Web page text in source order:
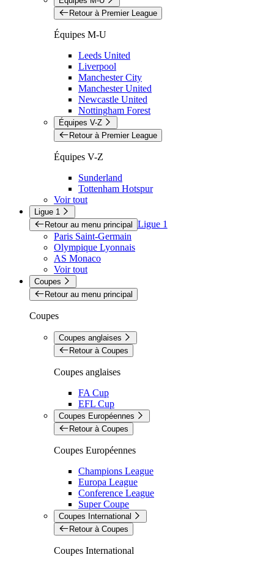
Retour à Premier League
Équipes M-U
Leeds United
Liverpool
Manchester City
Manchester United
Newcastle United
Nottingham Forest
Équipes V-Z
Retour à Premier League
Équipes V-Z
Sunderland
Tottenham Hotspur
Voir tout
Ligue 1
Retour au menu principal Ligue 1
Paris Saint-Germain
Olympique Lyonnais
AS Monaco
Voir tout
Coupes
Retour au menu principal
Coupes
Coupes anglaises
Retour à Coupes
Coupes anglaises
FA Cup
EFL Cup
Coupes Européennes
Retour à Coupes
Coupes Européennes
Champions League
Europa League
Conference League
Super Coupe
Coupes International
Retour à Coupes
Coupes International